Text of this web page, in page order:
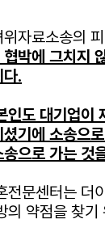
자료소송의
박에 그치지
다.
인도 대기업이
기에 소송으
으로 가는 것
전문센터는 더
의 약점을 찾기